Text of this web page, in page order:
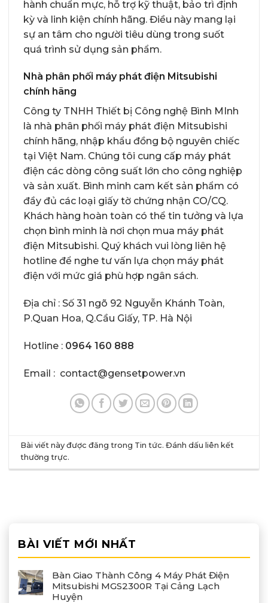
hành chuẩn mực, hỗ trợ kỹ thuật, bảo trì định
kỳ và linh kiện chính hãng. Điều này mang lại
sự an tâm cho người tiêu dùng trong suốt
quá trình sử dụng sản phẩm.
Nhà phân phối máy phát điện Mitsubishi
chính hãng
Công ty TNHH Thiết bị Công nghệ Bình MInh
là nhà phân phối máy phát điện Mitsubishi
chính hãng, nhập khẩu đồng bộ nguyên chiếc
tại Việt Nam. Chúng tôi cung cấp máy phát
điện các dòng công suất lớn cho công nghiệp
và sản xuất. Bình minh cam kết sản phẩm có
đầy đủ các loại giấy tờ chứng nhận CO/CQ.
Khách hàng hoàn toàn có thể tin tưởng và lựa
chọn bình minh là nơi chọn mua máy phát
điện Mitsubishi. Quý khách vui lòng liên hệ
hotline để nghe tư vấn lựa chọn máy phát
điện với mức giá phù hợp ngân sách.
Địa chỉ : Số 31 ngõ 92 Nguyễn Khánh Toàn,
P.Quan Hoa, Q.Cầu Giấy, TP. Hà Nội
Hotline : 0964 160 888
Email : contact@gensetpower.vn
Bài viết này được đăng trong Tin tức. Đánh dấu liên kết
thường trực.
BÀI VIẾT MỚI NHẤT
Bàn Giao Thành Công 4 Máy Phát Điện
Mitsubishi MGS2300R Tại Cảng Lạch
Huyện